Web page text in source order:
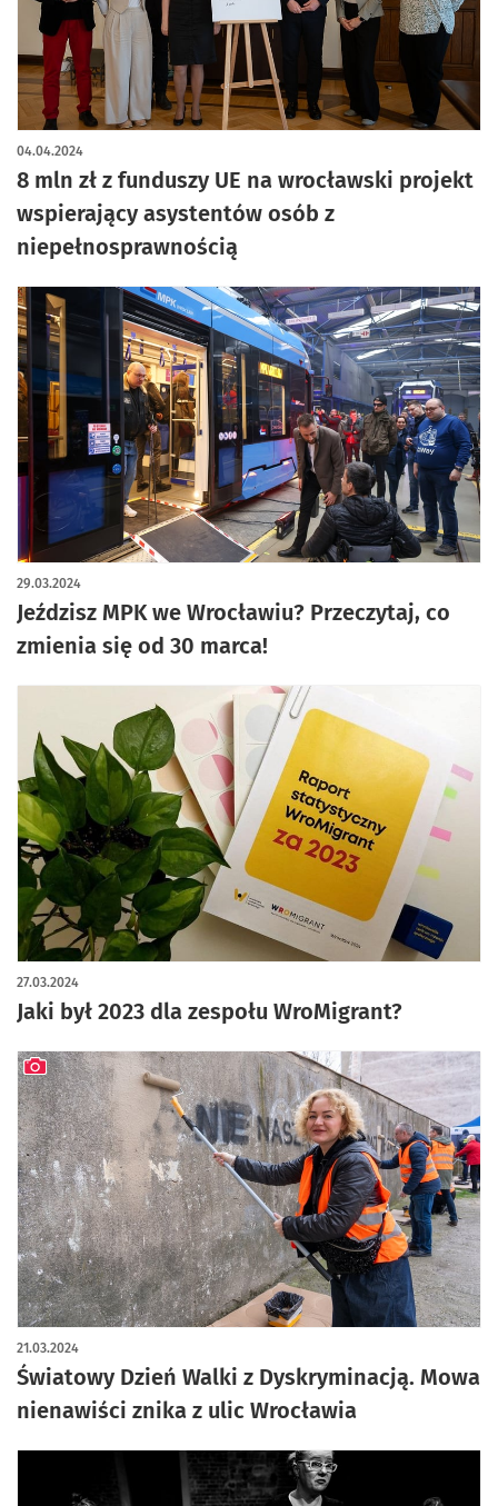
8 mln zł z funduszy UE na wrocławski projekt
wspierający asystentów osób z
niepełnosprawnością
04.04.2024
artykuł z galerią zdjęć
Jeździsz MPK we Wrocławiu? Przeczytaj, co
zmienia się od 30 marca!
29.03.2024
Jaki był 2023 dla zespołu WroMigrant?
27.03.2024
Światowy Dzień Walki z Dyskryminacją. Mowa
nienawiści znika z ulic Wrocławia
21.03.2024
artykuł z galerią zdjęć